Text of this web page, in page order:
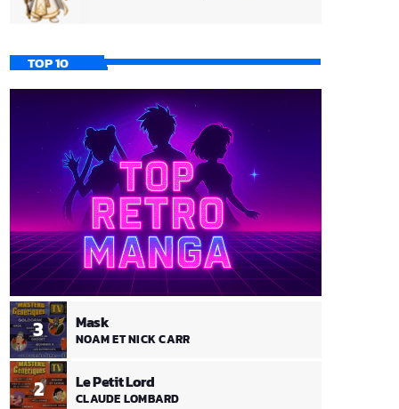
TOP 10
2 Le Petit Lord
CLAUDE LOMBARD
3 Mask
NOAM ET NICK CARR